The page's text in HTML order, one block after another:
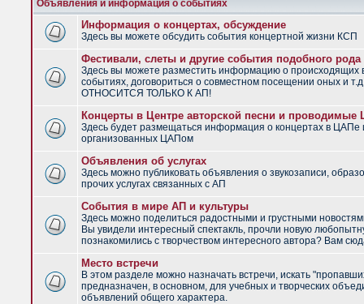
Объявления и информация о событиях
Информация о концертах, обсуждение
Здесь вы можете обсудить события концертной жизни КСП
Фестивали, слеты и другие события подобного рода
Здесь вы можете разместить информацию о
событиях, договориться о совместном посещении оных и
ОТНОСИТСЯ ТОЛЬКО К АП!
Концерты в Центре авторской песни и
Здесь будет размещаться информация о концертах в ЦАПе
организованных ЦАПом
Объявления об услугах
Здесь можно публиковать объявления о звукозаписи,
прочих услугах связанных с АП
События в мире АП и культуры
Здесь можно поделиться радостными и грустными
Вы увидели интересный спектакль, прочли новую
познакомились с творчеством интересного автора? Вам
Место встречи
В этом разделе можно назначать встречи, искать
предназначен, в основном, для учебных и творческих
объявлений общего характера.